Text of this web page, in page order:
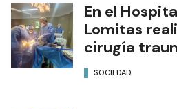
En el
Lomitas
cirugía
SOCIEDAD